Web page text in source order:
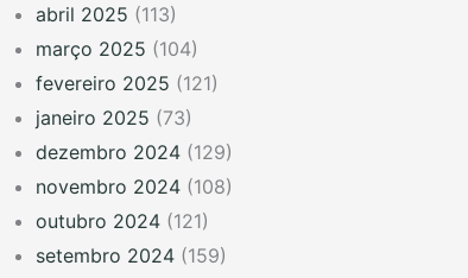
abril 2025 (113)
março 2025 (104)
fevereiro 2025 (121)
janeiro 2025 (73)
dezembro 2024 (129)
novembro 2024 (108)
outubro 2024 (121)
setembro 2024 (159)